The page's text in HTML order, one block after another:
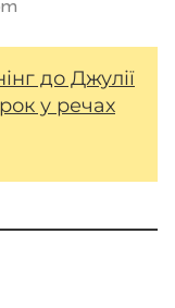
до Джулії
у речах